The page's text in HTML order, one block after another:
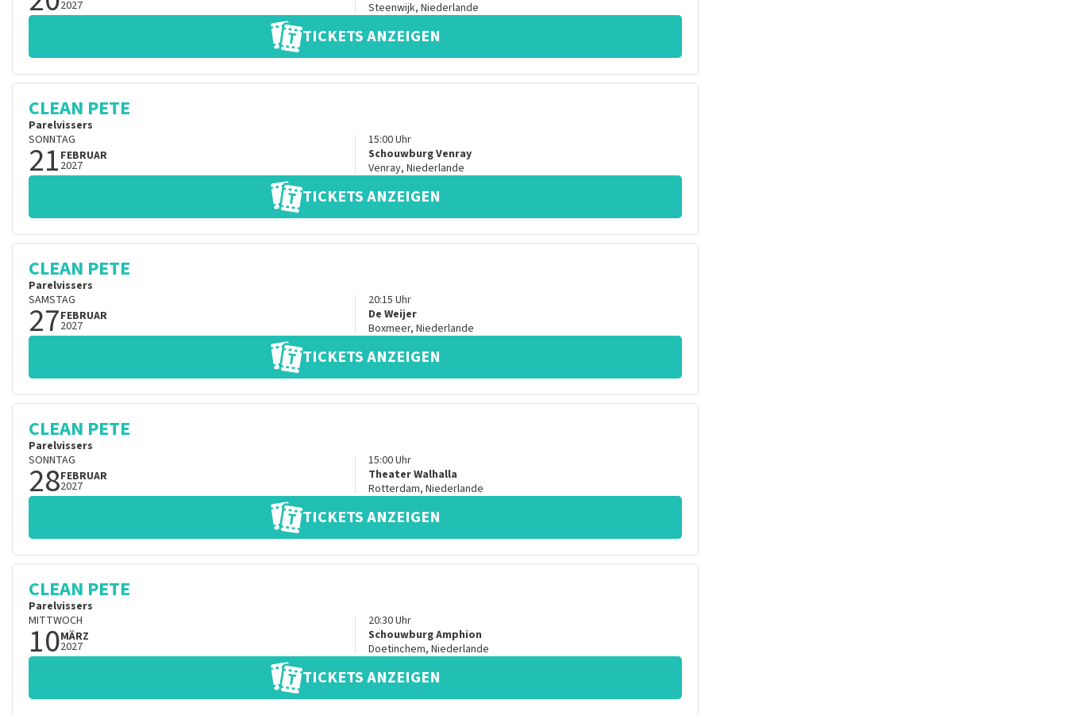
2027
Steenwijk, Niederlande
TICKETS ANZEIGEN
CLEAN PETE
Parelvissers
SONNTAG
21 FEBRUAR
2027
15:00Uhr
Schouwburg Venray
Venray, Niederlande
TICKETS ANZEIGEN
CLEAN PETE
Parelvissers
SAMSTAG
27FEBRUAR
2027
20:15 Uhr
De Weijer
Boxmeer, Niederlande
TICKETS ANZEIGEN
CLEAN PETE
Parelvissers
SONNTAG
28FEBRUAR
2027
15:00Uhr
Theater Walhalla
Rotterdam, Niederlande
TICKETS ANZEIGEN
CLEAN PETE
Parelvissers
MITTWOCH
10MÄRZ
2027
20:30Uhr
Schouwburg Amphion
Doetinchem, Niederlande
TICKETS ANZEIGEN